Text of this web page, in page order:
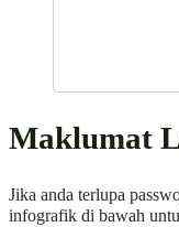
Maklumat
Jika anda terlupa
infografik di bawah